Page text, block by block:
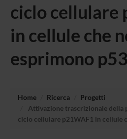
ciclo cellulare
in cellule che
esprimono p53
Home Ricerca
Progetti
Attivazione trascrizionale della
ciclo cellulare p21WAF1 in cellule